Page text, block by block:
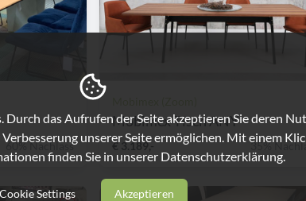
60% Nachlass
Mobimex Tisch ANY
€ 3.189,- 35%
das Aufrufen der Seite akzeptieren Sie deren
unserer Seite ermöglichen. Mit einem
finden Sie in unserer Datenschutzerklärung.
Cookie Settings Akzeptieren